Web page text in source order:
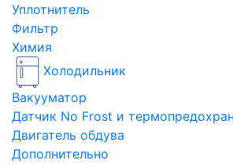
Уплотнитель
Фильтр
Химия
Холодильник
Вакууматор
Датчик No Frost и
Двигатель обдува
Дополнительно